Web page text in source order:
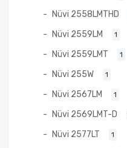
Nüvi 2558LMTHD
Nüvi 2559LM 1
Nüvi 2559LMT 1
Nüvi 255W 1
Nüvi 2567LM 1
Nüvi 2569LMT-D
Nüvi 2577LT 1